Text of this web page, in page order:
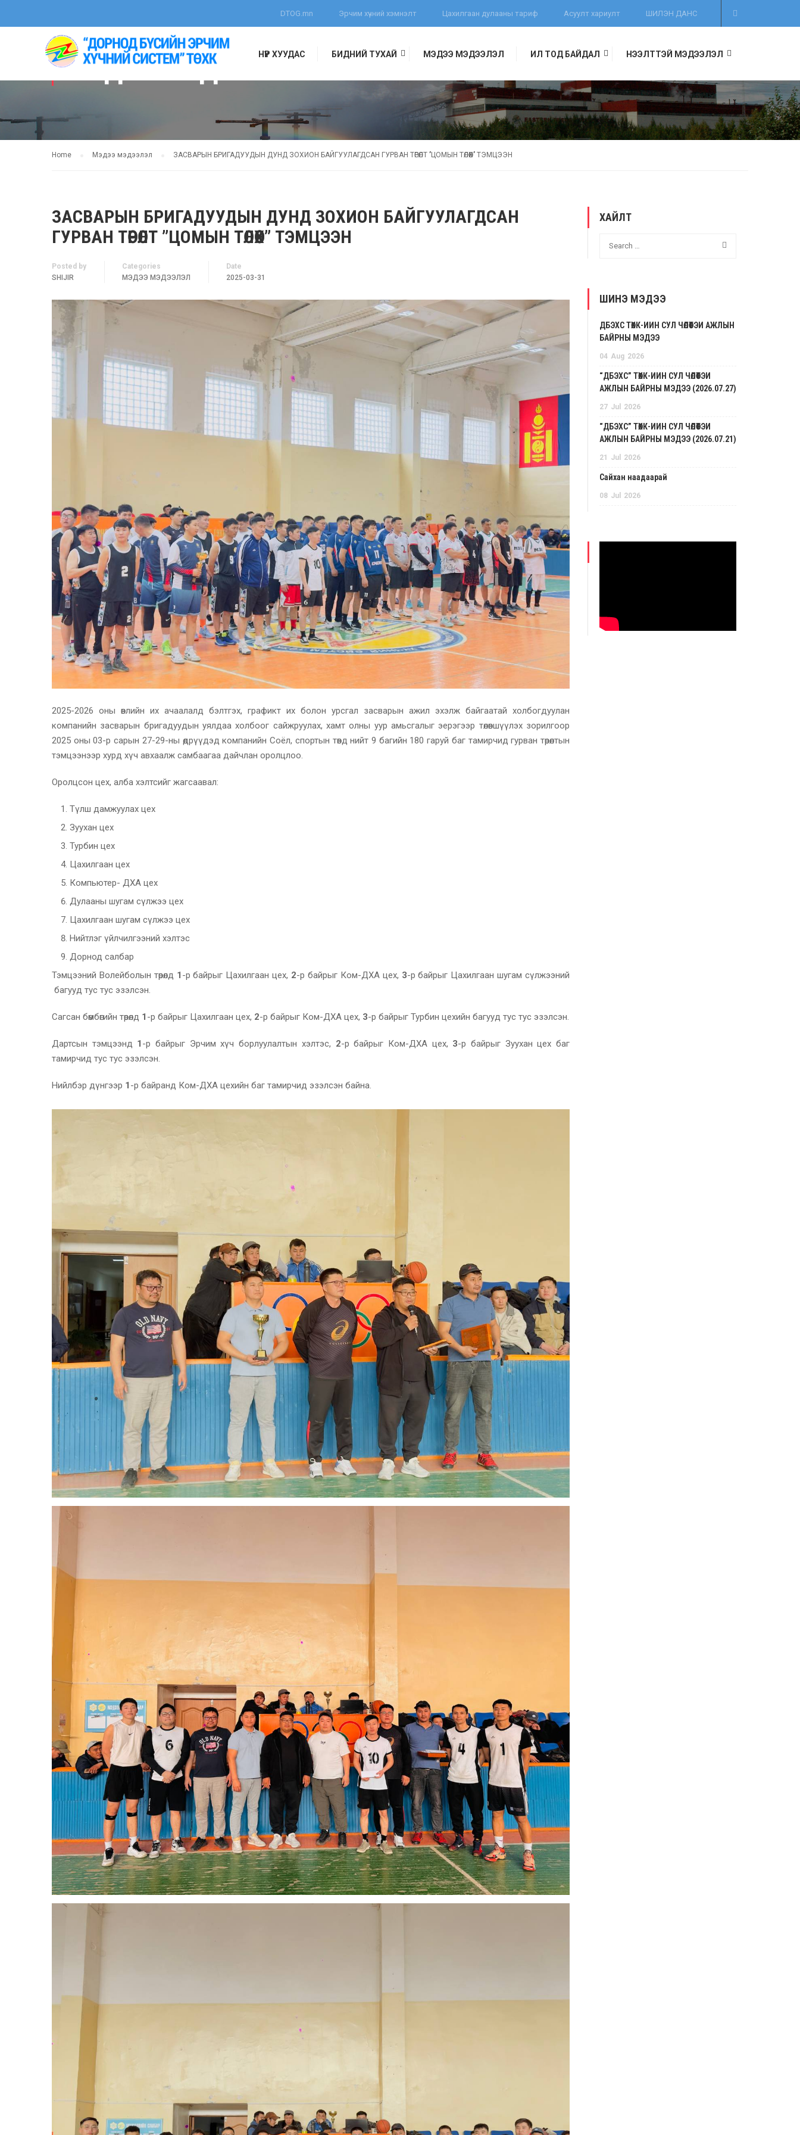
DTOG.mn Эрчим хүчний хэмнэлт Цахилгаан дулааны тариф Асуулт хариулт ШИЛЭН ДАНС
НҮҮР ХУУДАС БИДНИЙ ТУХАЙ МЭДЭЭ МЭДЭЭЛЭЛ ИЛ ТОД БАЙДАЛ НЭЭЛТТЭЙ МЭДЭЭЛЭЛ
МЭДЭЭ МЭДЭЭЛЭЛ
Home Мэдээ мэдээлэл ЗАСВАРЫН БРИГАДУУДЫН ДУНД ЗОХИОН БАЙГУУЛАГДСАН ГУРВАН ТӨРӨЛТ ’’ЦОМЫН ТӨЛӨӨХ’’ ТЭМЦЭЭН
ЗАСВАРЫН БРИГАДУУДЫН ДУНД ЗОХИОН БАЙГУУЛАГДСАН
ГУРВАН ТӨРӨЛТ ’’ЦОМЫН ТӨЛӨӨХ’’ ТЭМЦЭЭН
Posted by
SHIJIR
Categories
МЭДЭЭ МЭДЭЭЛЭЛ
Date
2025-03-31
2025-2026 оны өвлийн их ачаалалд бэлтгэх, графикт их болон урсгал засварын ажил эхэлж байгаатай холбогдуулан
компанийн засварын бригадуудын уялдаа холбоог сайжруулах, хамт олны уур амьсгалыг эерэгээр төлөвшүүлэх зорилгоор
2025 оны 03-р сарын 27-29-ны өдрүүдэд компанийн Соёл, спортын төвд нийт 9 багийн 180 гаруй баг тамирчид гурван төрөлтын
тэмцээнээр хурд хүч авхаалж самбаагаа дайчлан оролцлоо.
Оролцсон цех, алба хэлтсийг жагсаавал:
Түлш дамжуулах цех
Зуухан цех
Турбин цех
Цахилгаан цех
Компьютер- ДХА цех
Дулааны шугам сүлжээ цех
Цахилгаан шугам сүлжээ цех
Нийтлэг үйлчилгээний хэлтэс
Дорнод салбар
Тэмцээний Волейболын төрөлд 1 -р байрыг Цахилгаан цех, 2-р байрыг Ком-ДХА цех, 3-р байрыг Цахилгаан шугам сүлжээний
багууд тус тус эзэлсэн.
Сагсан бөмбөгийн төрөлд 1 -р байрыг Цахилгаан цех, 2-р байрыг Ком-ДХА цех, 3-р байрыг Турбин цехийн багууд тус тус эзэлсэн.
Дартсын тэмцээнд 1 -р байрыг Эрчим хүч борлуулалтын хэлтэс, 2-р байрыг Ком-ДХА цех, 3-р байрыг Зуухан цех баг
тамирчид тус тус эзэлсэн.
Нийлбэр дүнгээр 1 -р байранд Ком-ДХА цехийн баг тамирчид эзэлсэн байна.
ХАЙЛТ
ШИНЭ МЭДЭЭ
ДБЭХС ТӨХК-ИЙН СУЛ ЧӨЛӨӨТЭЙ АЖЛЫН
БАЙРНЫ МЭДЭЭ
04 Aug 2026
“ДБЭХС” ТӨХК-ИЙН СУЛ ЧӨЛӨӨТЭЙ
АЖЛЫН БАЙРНЫ МЭДЭЭ (2026.07.27)
27 Jul 2026
“ДБЭХС” ТӨХК-ИЙН СУЛ ЧӨЛӨӨТЭЙ
АЖЛЫН БАЙРНЫ МЭДЭЭ (2026.07.21)
21 Jul 2026
Сайхан наадаарай
08 Jul 2026